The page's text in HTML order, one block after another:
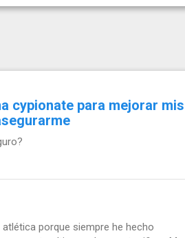
cypionate para mejorar mis
porque siempre he hecho